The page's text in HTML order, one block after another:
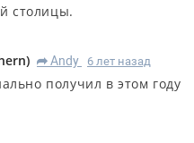
столицы.
) R Andy 6 лет назад
получил в этом году